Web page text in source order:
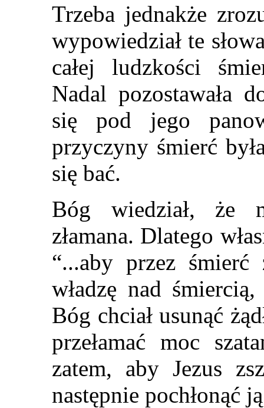
Trzeba jednakże
wypowiedział te
całej ludzkości
Nadal pozostawała
się pod jego
przyczyny śmierć
się bać.
Bóg wiedział, że
złamana. Dlatego
“...aby przez
władzę nad
Bóg chciał usunąć
przełamać moc
zatem, aby Jezus
następnie pochłonąć